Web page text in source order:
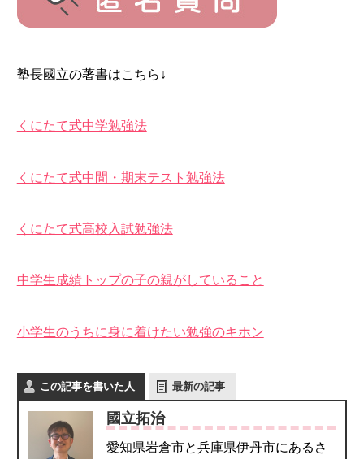
塾長國立の著書はこちら↓
くにたて式中学勉強法
くにたて式中間・期末テスト勉強法
くにたて式高校入試勉強法
中学生成績トップの子の親がしていること
小学生のうちに身に着けたい勉強のキホン
この記事を書いた人 最新の記事
國立拓治
愛知県岩倉市と兵庫県伊丹市にあるさ